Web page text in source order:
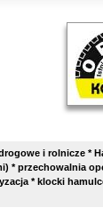
i rolnicze *
* przechowalnia
* klocki